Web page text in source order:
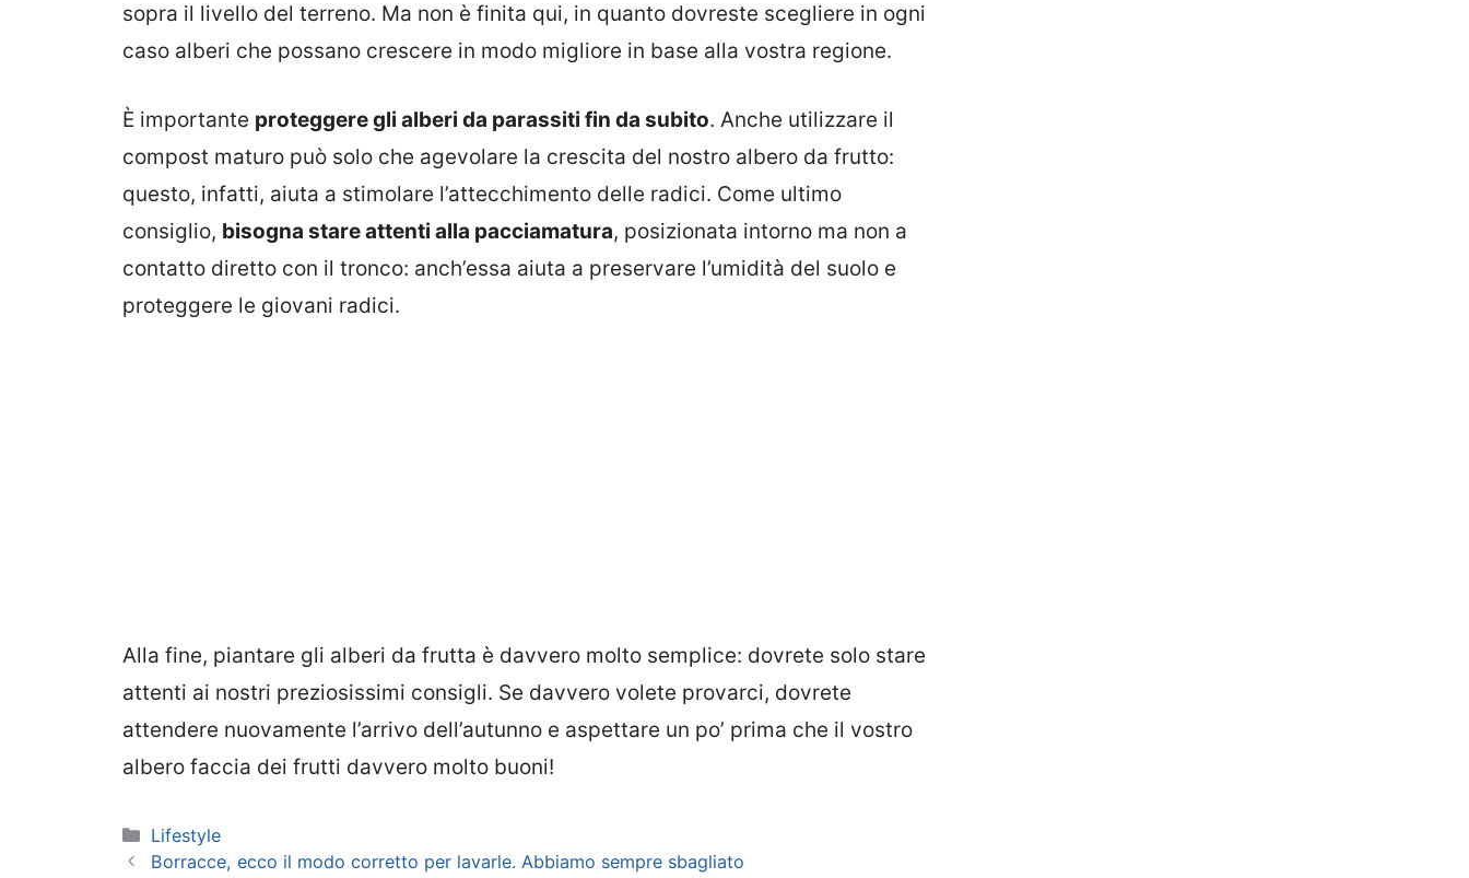
sopra il livello del terreno. Ma non è finita qui, in quanto dovreste scegliere in ogni
caso alberi che possano crescere in modo migliore in base alla vostra regione.
È importante proteggere gli alberi da parassiti fin da subito. Anche utilizzare il
compost maturo può solo che agevolare la crescita del nostro albero da frutto:
questo, infatti, aiuta a stimolare l’attecchimento delle radici. Come ultimo
consiglio, bisogna stare attenti alla pacciamatura, posizionata intorno ma non a
contatto diretto con il tronco: anch’essa aiuta a preservare l’umidità del suolo e
proteggere le giovani radici.
Alla fine, piantare gli alberi da frutta è davvero molto semplice: dovrete solo stare
attenti ai nostri preziosissimi consigli. Se davvero volete provarci, dovrete
attendere nuovamente l’arrivo dell’autunno e aspettare un po’ prima che il vostro
albero faccia dei frutti davvero molto buoni!
Categorie
Lifestyle
Borracce, ecco il modo corretto per lavarle. Abbiamo sempre sbagliato